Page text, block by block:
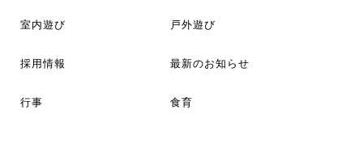
室内遊び 戸外遊び
採用情報 最新のお知らせ
行事 食育